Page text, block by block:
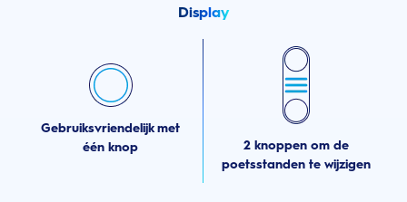
Display
Gebruiksvriendelijk met
één knop
2 knoppen om de
poetsstanden te wijzigen